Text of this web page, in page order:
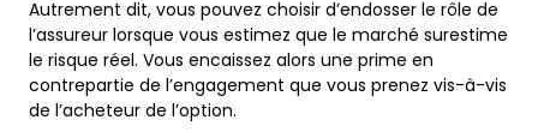
Autrement dit, vous pouvez choisir d’endosser le rôle de
l’assureur lorsque vous estimez que le marché surestime
le risque réel. Vous encaissez alors une prime en
contrepartie de l’engagement que vous prenez vis-à-vis
de l’acheteur de l’option.